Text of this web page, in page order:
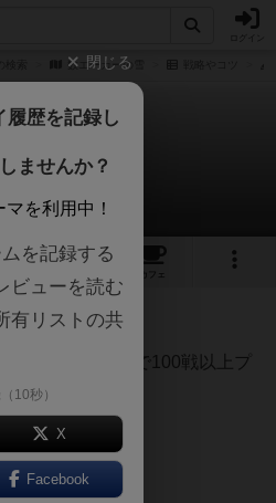
数エーカーの雪
カーの雪
の戦略やコツ
8
カフェ
ル＆オンラインで100戦以上プ
に、
閉じる
履歴を記録し
ませんか？
を利用中！
を記録する
ビューを読む
有リストの共
10秒）
X
Facebook